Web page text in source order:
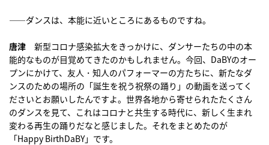
――ダンスは、本能に近いところにあるものですね。
唐津 新型コロナ感染拡大をきっかけに、ダンサーたちの中の本
能的なものが目覚めてきたのかもしれません。今回、DaBYのオー
プンにかけて、友人・知人のパフォーマーの方たちに、新たなダ
ンスのための場所の「誕生を祝う祝祭の踊り」の動画を送ってく
ださいとお願いしたんですよ。世界各地から寄せられたたくさん
のダンスを見て、これはコロナと共生する時代に、新しく生まれ
変わる再生の踊りだなと感じました。それをまとめたのが
「Happy BirthDaBY」です。